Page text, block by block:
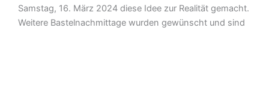
Samstag, 16. März 2024 diese Idee zur Realität gemacht.
Weitere Bastelnachmittage wurden gewünscht und sind